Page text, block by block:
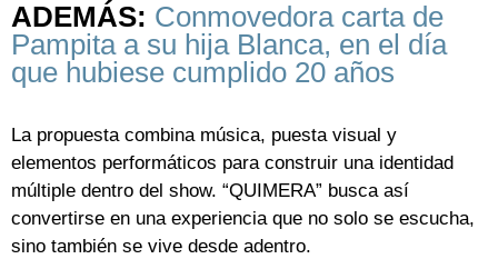
ADEMÁS: Conmovedora carta de
Pampita a su hija Blanca, en el día
que hubiese cumplido 20 años
La propuesta combina música, puesta visual y
elementos performáticos para construir una identidad
múltiple dentro del show. “QUIMERA” busca así
convertirse en una experiencia que no solo se escucha,
sino también se vive desde adentro.